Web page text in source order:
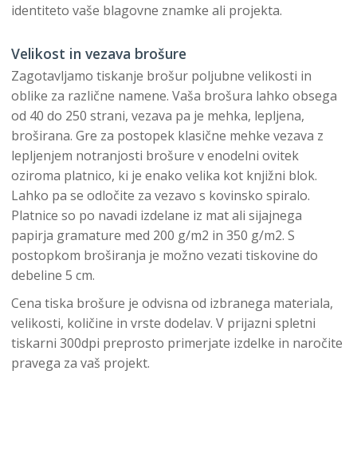
identiteto vaše blagovne znamke ali projekta.
Velikost in vezava brošure
Zagotavljamo tiskanje brošur poljubne velikosti in
oblike za različne namene. Vaša brošura lahko obsega
od 40 do 250 strani, vezava pa je mehka, lepljena,
broširana. Gre za postopek klasične mehke vezava z
lepljenjem notranjosti brošure v enodelni ovitek
oziroma platnico, ki je enako velika kot knjižni blok.
Lahko pa se odločite za vezavo s kovinsko spiralo.
Platnice so po navadi izdelane iz mat ali sijajnega
papirja gramature med 200 g/m2 in 350 g/m2. S
postopkom broširanja je možno vezati tiskovine do
debeline 5 cm.
Cena tiska brošure je odvisna od izbranega materiala,
velikosti, količine in vrste dodelav. V prijazni spletni
tiskarni 300dpi preprosto primerjate izdelke in naročite
pravega za vaš projekt.